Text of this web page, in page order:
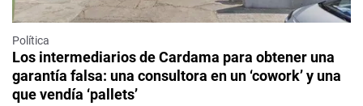
Política
Los intermediarios de Cardama para obtener una
garantía falsa: una consultora en un ‘cowork’ y una
que vendía ‘pallets’